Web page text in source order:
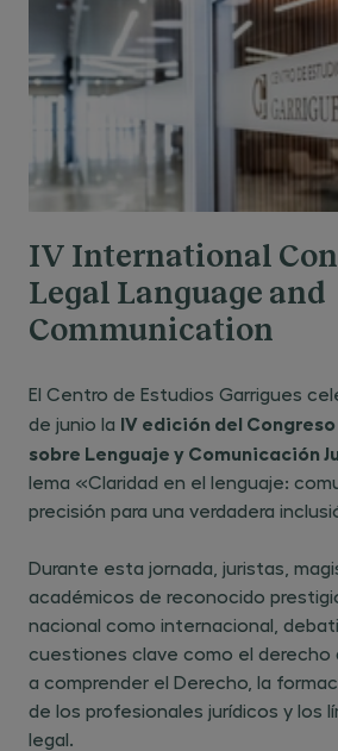
IV International
Legal Language and
Communication
El Centro de Estudios Garrigues
de junio la IV edición del
sobre Lenguaje y Comunicación
lema «Claridad en el lenguaje:
precisión para una verdadera
Durante esta jornada, juristas,
académicos de reconocido
nacional como internacional,
cuestiones clave como el derecho
a comprender el Derecho, la
de los profesionales jurídicos y los
legal.